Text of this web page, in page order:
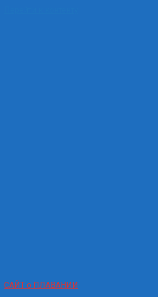
САЙТ о ПЛАВАНИИ